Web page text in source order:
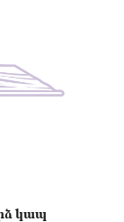
կապ